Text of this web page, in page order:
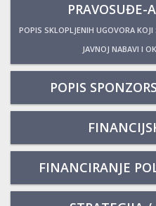
PRAVOSUĐE-
POPIS SKLOPLJENIH UGOVORA
JAVNOJ NABAVI I
POPIS
FINANCIRANJE